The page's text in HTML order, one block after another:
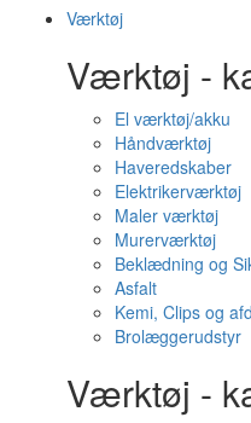
Værktøj
Værktøj -
El værktøj/akku
Håndværktøj
Haveredskaber
Elektrikerværktøj
Maler værktøj
Murerværktøj
Beklædning og
Asfalt
Kemi, Clips og
Brolæggerudstyr
Værktøj -